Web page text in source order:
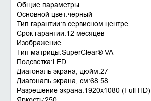
Общие параметры
Основной цвет:черный
Тип гарантии:в сервисном центре
Срок гарантии:12 месяцев
Изображение
Тип матрицы:SuperClear® VA
Подсветка:LED
Диагональ экрана, дюйм:27
Диагональ экрана, см:68.58
Разрешение экрана:1920x1080 (Full HD)